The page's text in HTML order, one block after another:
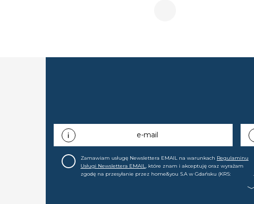
e-mail
Zamawiam usługę Newslettera EMAIL na warunkach Regulaminu
Usługi Newslettera EMAIL, które znam i akceptuję oraz wyrażam
zgodę na przesyłanie przez home&you S.A w Gdańsku (KRS:
nowościach, ofertach, promocjach, wyprzedażach). Wiem, że mogę tę